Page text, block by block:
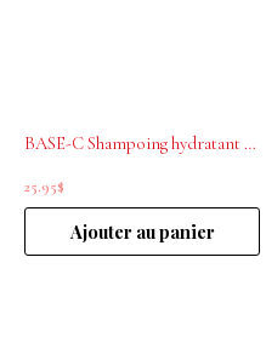
BASE-C Shampoing hydratant Rituel Hydratant 300ml
25.95$
Ajouter au panier